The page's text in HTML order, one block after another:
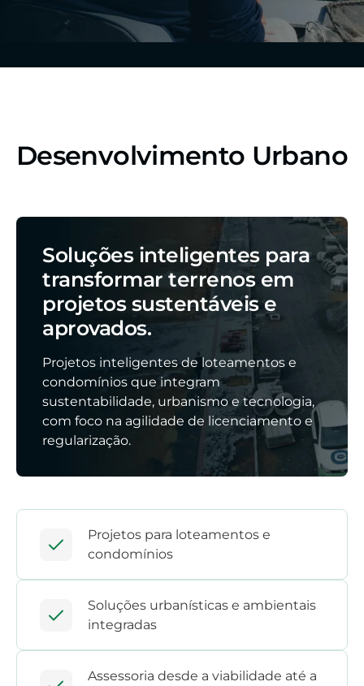
Desenvolvimento Urbano
Soluções inteligentes para
transformar terrenos em
projetos sustentáveis e
aprovados.
Projetos inteligentes de loteamentos e
condomínios que integram
sustentabilidade, urbanismo e tecnologia,
com foco na agilidade de licenciamento e
regularização.
Projetos para loteamentos e
condomínios
Soluções urbanísticas e ambientais
integradas
Assessoria desde a viabilidade até a